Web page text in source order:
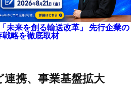
未来を創る輸送改革」 先行企業の
戦略を徹底取材
連携、事業基盤拡大